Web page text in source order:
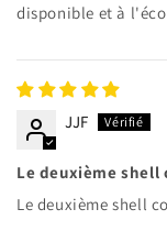
disponible et à
JJF
Le deuxième shell
Le deuxième shell